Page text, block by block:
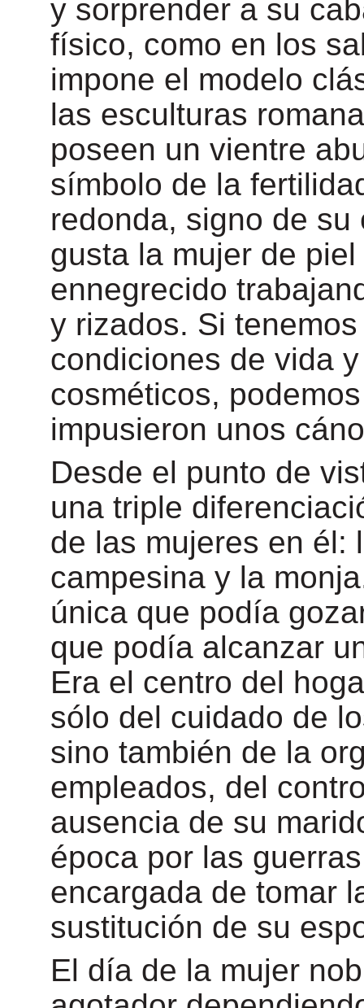
y sorprender a su
físico, como en los
impone el modelo
las esculturas
poseen un vientre
símbolo de la
redonda, signo de
gusta la mujer de
ennegrecido
y rizados. Si
condiciones de vida
cosméticos,
impusieron unos
Desde el punto de
una triple
de las mujeres en él:
campesina y la
única que podía
que podía alcanzar
Era el centro del
sólo del cuidado de
sino también de la
empleados, del
ausencia de su
época por las
encargada de tomar
sustitución de su
El día de la mujer